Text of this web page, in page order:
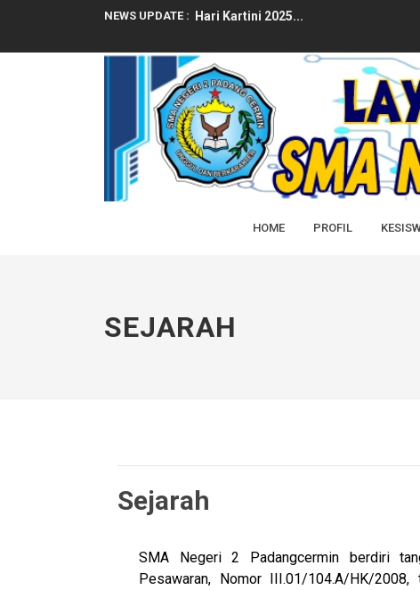
NEWS UPDATE : Hari Kartini 2025...
RAMADHAN 1446H 2025M SMAN2
PENGUMUMAN PENGAMBILAN
Ucapan Selamat dari Kepala SMAN
Selamat Dan Sukses Atas Prestasi
LATIHAN DASAR KEPEMIMPINAN
SELAMAT DAN SUKSES ATAS
HOME PROFIL
SEJARAH
Sejarah
SMA Negeri 2 Padangcermin berdiri
Pesawaran, Nomor III.01/104.A/HK/